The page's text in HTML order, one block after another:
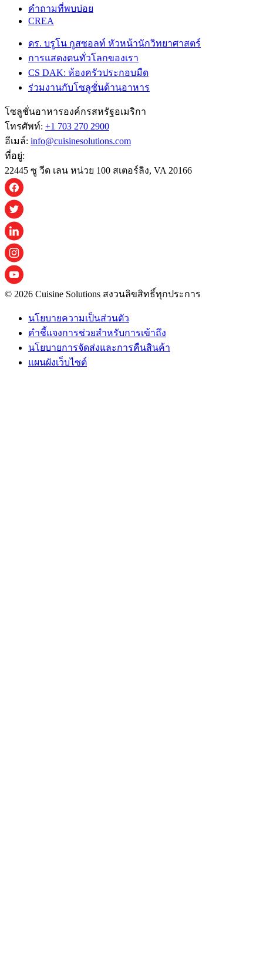
คําถามที่พบบ่อย
CREA
ดร. บรูโน กูสซอลท์ หัวหน้านักวิทยาศาสตร์
การแสดงตนทั่วโลกของเรา
CS DAK: ห้องครัวประกอบมืด
ร่วมงานกับโซลูชั่นด้านอาหาร
โซลูชั่นอาหารองค์กรสหรัฐอเมริกา
โทรศัพท์: +1 703 270 2900
อีเมล์: info@cuisinesolutions.com
ที่อยู่:
22445 ซู วีด เลน หน่วย 100 สเตอร์ลิง, VA 20166
© 2026 Cuisine Solutions สงวนลิขสิทธิ์ทุกประการ
นโยบายความเป็นส่วนตัว
คําชี้แจงการช่วยสําหรับการเข้าถึง
นโยบายการจัดส่งและการคืนสินค้า
แผนผังเว็บไซต์